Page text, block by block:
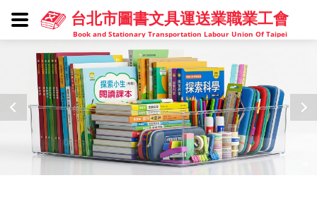
台北市圖書文具運送業職業工會
Book and Stationary Transportation Labour Union Of Taipei